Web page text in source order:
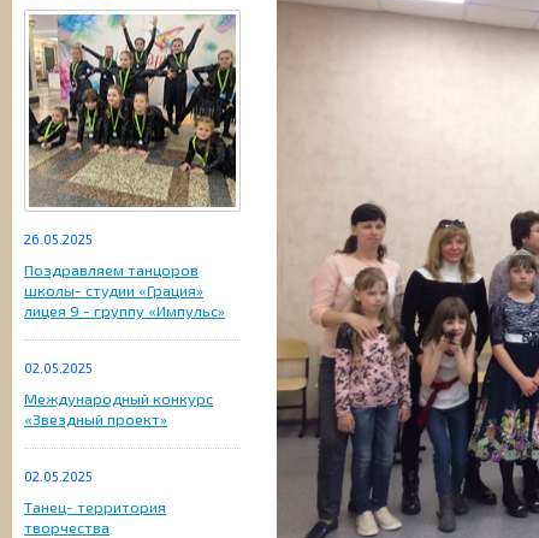
26.05.2025
Поздравляем танцоров
школы- студии «Грация»
лицея 9 - группу «Импульс»
02.05.2025
Международный конкурс
«Звездный проект»
02.05.2025
Танец- территория
творчества